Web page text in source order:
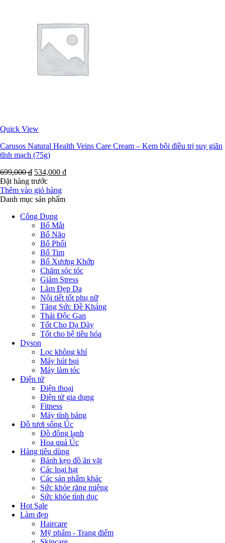
Quick View
Carusos Natural Health Veins Care Cream – Kem bôi điều trị suy giãn
tĩnh mạch (75g)
699,000₫ 534,000 ₫
Đặt hàng trước
Thêm vào giỏ hàng
Danh mục sản phẩm
Công Dụng
Bổ Mắt
Bổ Não
Bổ Phổi
Bổ Tim
Bổ Xương Khớp
Chăm sóc tóc
Giảm Stress
Làm Đẹp Da
Nội tiết tốt phụ nữ
Tăng Sức Đề Kháng
Thải Độc Gan
Tốt Cho Dạ Dày
Tốt cho hệ tiêu hóa
Dyson
Lọc không khí
Máy hút bụi
Máy làm tóc
Điện tử
Điện thoại
Điện tử gia dụng
Fitness
Máy tính bảng
Đồ tươi sống Úc
Đồ đông lạnh
Hoa quả Úc
Hàng tiêu dùng
Bánh kẹo đồ ăn vặt
Các loại hạt
Các sản phẩm khác
Sức khỏe răng miệng
Sức khỏe tình dục
Hot Sale
Làm đẹp
Haircare
Mỹ phẩm - Trang điểm